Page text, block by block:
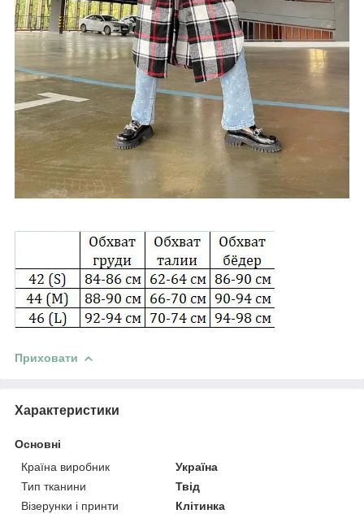
Приховати
Характеристики
Основні
Країна виробник
Україна
Тип тканини
Твід
Візерунки і принти
Клітинка